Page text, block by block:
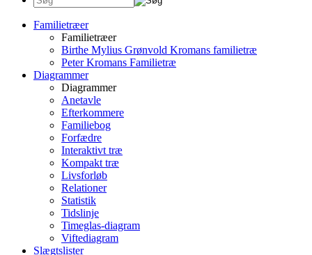
Familietræer
Familietræer
Birthe Mylius Grønvold Kromans familietræ
Peter Kromans Familietræ
Diagrammer
Diagrammer
Anetavle
Efterkommere
Familiebog
Forfædre
Interaktivt træ
Kompakt træ
Livsforløb
Relationer
Statistik
Tidslinje
Timeglas-diagram
Viftediagram
Slægtslister